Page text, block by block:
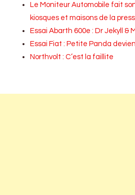
Le Moniteur Automobile fait
kiosques et maisons de la
Essai Abarth 600e : Dr Jekyll &
Essai Fiat : Petite Panda
Northvolt : C’est la faillite